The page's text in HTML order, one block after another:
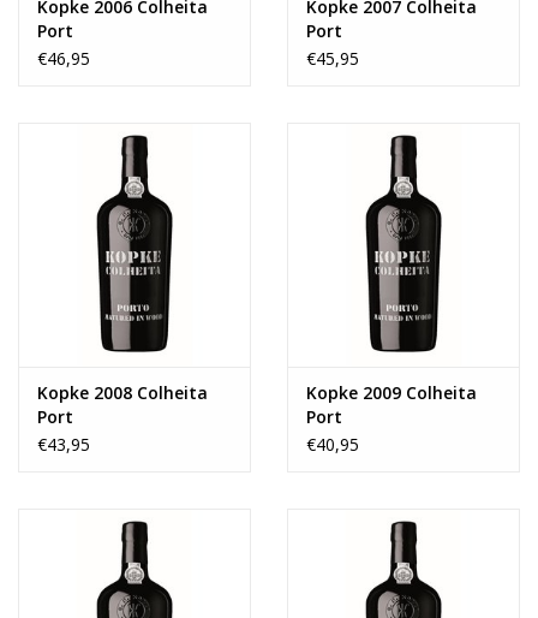
Kopke 2006 Colheita
Port
€46,95
Kopke 2007 Colheita
Port
€45,95
Kopke 2008 Colheita
Port
€43,95
Kopke 2009 Colheita
Port
€40,95